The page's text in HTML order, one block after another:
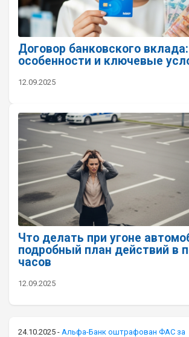
Договор банковского вклада:
особенности и ключевые
12.09.2025
Что делать при угоне
подробный план действий в
часов
12.09.2025
24.10.2025 - Альфа-Банк оштрафован ФАС за